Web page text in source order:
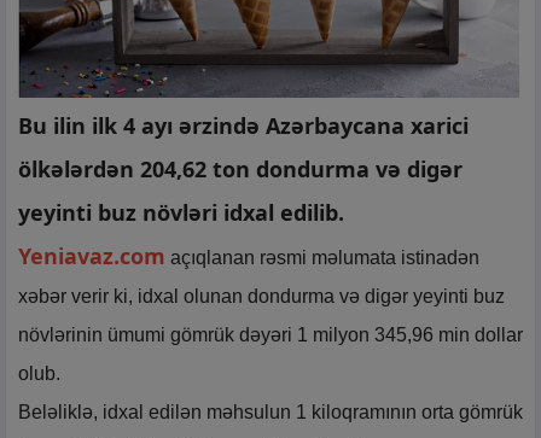
Bu ilin ilk 4 ayı ərzində Azərbaycana xarici
ölkələrdən 204,62 ton dondurma və digər
yeyinti buz növləri idxal edilib.
Yeniavaz.com açıqlanan rəsmi məlumata istinadən
xəbər verir ki, idxal olunan dondurma və digər yeyinti buz
növlərinin ümumi gömrük dəyəri 1 milyon 345,96 min dollar
olub.
Beləliklə, idxal edilən məhsulun 1 kiloqramının orta gömrük